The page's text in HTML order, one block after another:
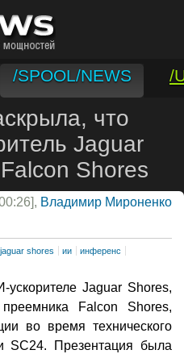
/SPOOL/NEWS
/
что
Jaguar
Shores
Владимир Мироненко
jaguar shores ии
инференс
Jaguar Shores,
Falcon Shores,
во время технического
SC24. Презентация была